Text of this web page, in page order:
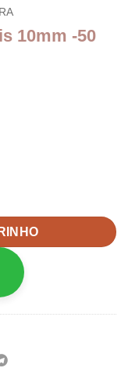
10mm -50
quantidade